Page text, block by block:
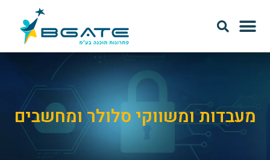
מעבדות ומשווקי סלולר ומחשבים